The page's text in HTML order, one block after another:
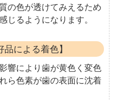
の色が透けてみえるため
じるようになります。
品による着色】
響により歯が黄色く変色
ら色素が歯の表面に沈着